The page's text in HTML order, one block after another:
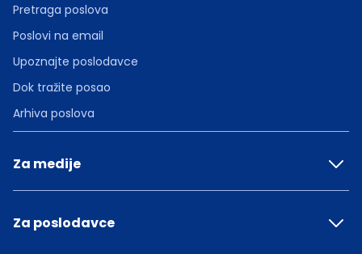
Pretraga poslova
Poslovi na email
Upoznajte poslodavce
Dok tražite posao
Arhiva poslova
Za medije
Za poslodavce